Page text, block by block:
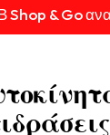
Shop & Go